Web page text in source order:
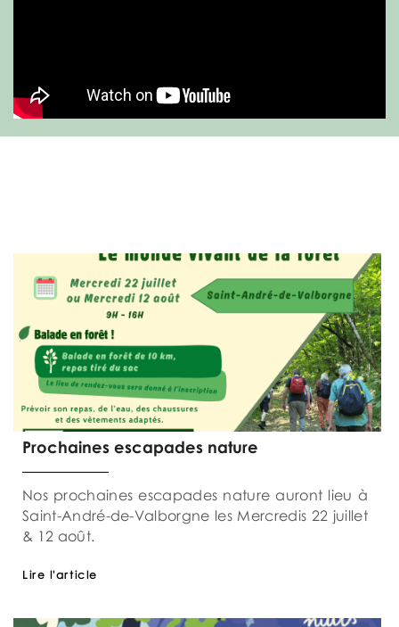
Prochaines escapades nature
Nos prochaines escapades nature auront lieu à
Saint-André-de-Valborgne les Mercredis 22 juillet
& 12 août.
Lire l'article